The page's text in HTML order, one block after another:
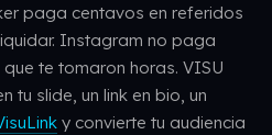
paga centavos en referidos
Instagram no paga
te tomaron horas. VISU
tu slide, un link en bio, un
y convierte tu audiencia